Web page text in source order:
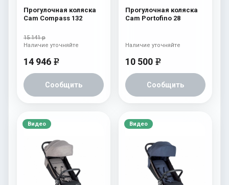
Прогулочная коляска
Cam Compass 132
15 141 р
14 946 e
Сообщить
Наличие уточняйте
Прогулочная коляска
Cam Portofino 28
10 500 e
Сообщить
Наличие уточняйте
Видео Видео